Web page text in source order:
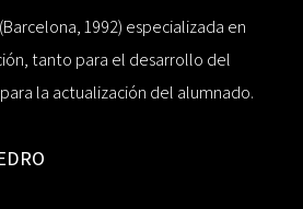
1992) especializada en
tanto para el desarrollo del
la actualización del alumnado.